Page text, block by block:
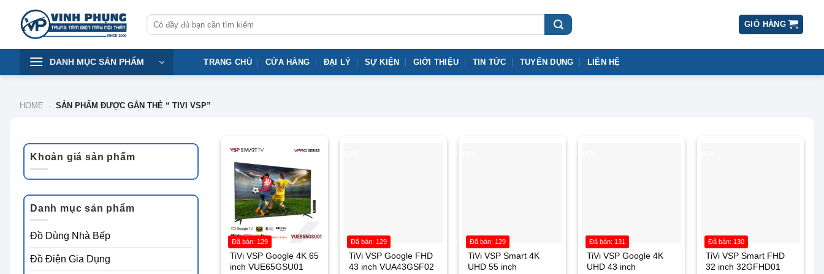
content
Tìm
kiếm:
GIỎ HÀNG
DANH MỤC SẢN PHẨM TRANG CHỦ CỬA HÀNG ĐẠI LÝ SỰ KIỆN GIỚI THIỆU TIN TỨC TUYỂN DỤNG LIÊN HỆ
HOME - SẢN PHẨM ĐƯỢC GẮN THẺ “ TIVI VSP”
Khoản giá sản phẩm
Danh mục sản phẩm
Đồ Dùng Nhà Bếp
Đồ Điện Gia Dụng
-19%
TiVi VSP Google 4K 65
inch VUE65GSU01
Đã bán: 129
TiVi VSP Google FHD
43 inch VUA43GSF02
Đã bán: 129
TiVi VSP Smart 4K
UHD 55 inch
Đã bán: 129
TiVi VSP Google 4K
UHD 43 inch
Đã bán: 131
TiVi VSP Smart FHD
32 inch 32GFHD01
Đã bán: 130